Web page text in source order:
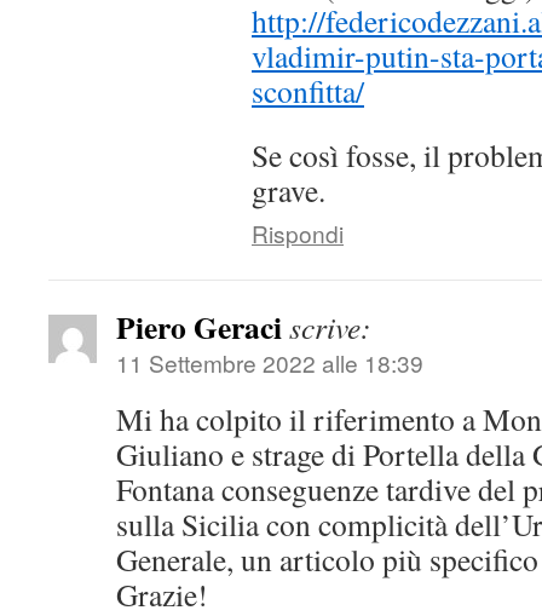
http://
vladimir-putin-sta-
sconfitta/
Se così fosse, il
grave.
Rispondi
Piero Geraciscrive:
11 Settembre 2022 alle 18:39
Mi ha colpito il riferimento a
Giuliano e strage di Portella della
Fontana conseguenze tardive del
sulla Sicilia con complicità
Generale, un articolo più
Grazie!